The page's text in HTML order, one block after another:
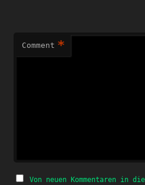
Comment *
Von neuen Kommentaren in